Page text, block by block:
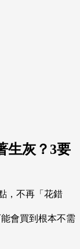
生灰？3要
會買到根本不需